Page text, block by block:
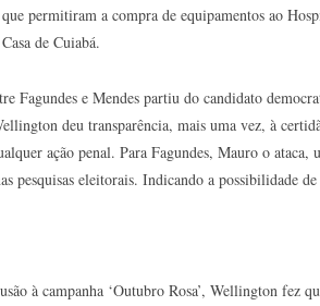
permitiram a compra de equipamentos ao
de Cuiabá.
Fagundes e Mendes partiu do candidato
deu transparência, mais uma vez, à
ação penal. Para Fagundes, Mauro o
pesquisas eleitorais. Indicando a possibilidade
à campanha ‘Outubro Rosa’, Wellington fez